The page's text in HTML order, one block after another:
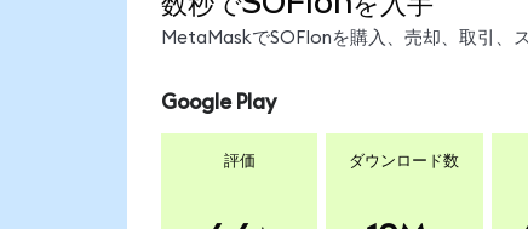
MetaMaskでSOFIonを購入、売却、取引、
Google Play
評価 ダウンロード数